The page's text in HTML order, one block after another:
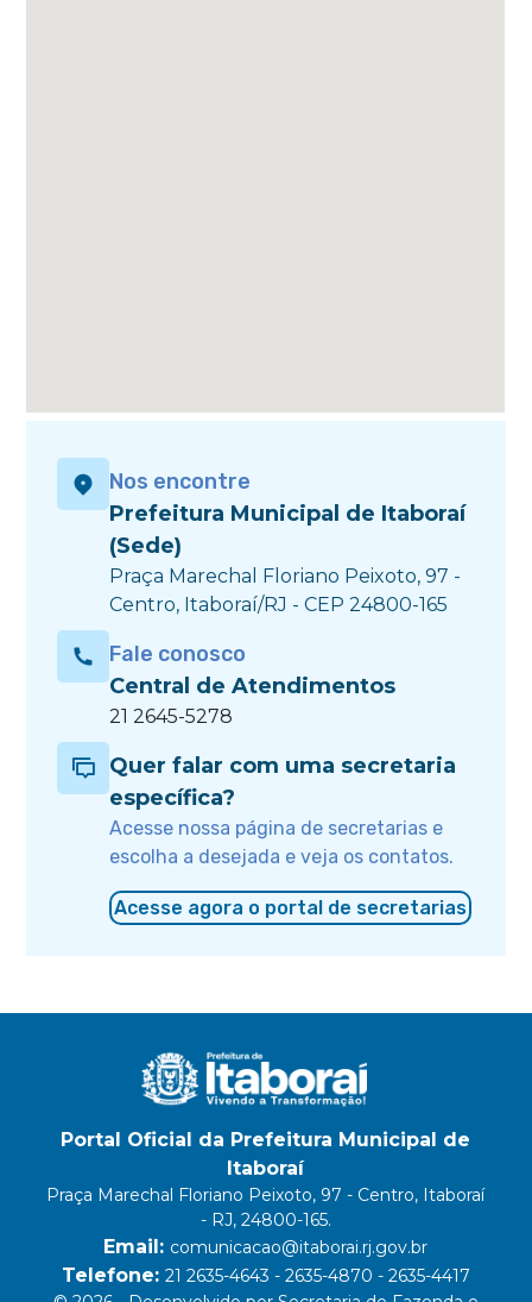
Nos encontre
Prefeitura Municipal de Itaboraí
(Sede)
Praça Marechal Floriano Peixoto, 97 -
Centro, Itaboraí/RJ - CEP 24800-165
Fale conosco
Central de Atendimentos
21 2645-5278
Quer falar com uma secretaria
específica?
Acesse nossa página de secretarias e
escolha a desejada e veja os contatos.
Acesse agora o portal de secretarias
Portal Oficial da Prefeitura Municipal de
Itaboraí
Praça Marechal Floriano Peixoto, 97 - Centro, Itaboraí
- RJ, 24800-165.
Email: comunicacao@itaborai.rj.gov.br
Telefone: 21 2635-4643 - 2635-4870 - 2635-4417